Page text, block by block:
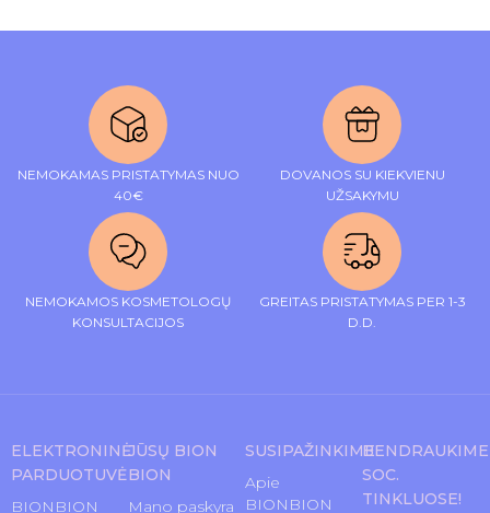
NEMOKAMAS PRISTATYMAS NUO
40€
DOVANOS SU KIEKVIENU
UŽSAKYMU
NEMOKAMOS KOSMETOLOGŲ
KONSULTACIJOS
GREITAS PRISTATYMAS PER 1-3
D.D.
ELEKTRONINĖ
PARDUOTUVĖ
BIONBION
JŪSŲ BION
BION
Mano paskyra
SUSIPAŽINKIME
Apie
BIONBION
BENDRAUKIME
SOC.
TINKLUOSE!